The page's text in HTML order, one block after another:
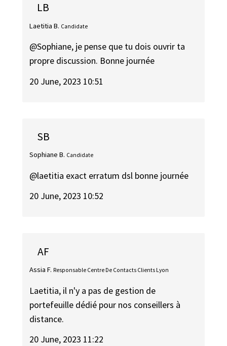
LB
Laetitia B. Candidate
@Sophiane, je pense que tu dois ouvrir ta
propre discussion. Bonne journée
20 June, 2023 10:51
SB
Sophiane B. Candidate
@laetitia exact erratum dsl bonne journée
20 June, 2023 10:52
AF
Assia F. Responsable Centre De Contacts Clients Lyon
Laetitia, il n'y a pas de gestion de
portefeuille dédié pour nos conseillers à
distance.
20 June, 2023 11:22